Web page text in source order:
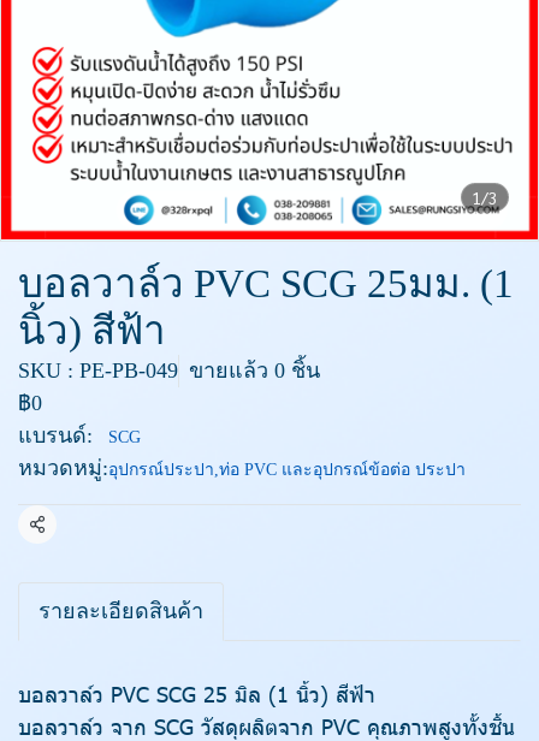
1/3
บอลวาล์ว PVC SCG 25มม. (1
นิ้ว) สีฟ้า
SKU : PE-PB-049 ขายแล้ว 0 ชิ้น
฿0
แบรนด์:
SCG
หมวดหมู่:อุปกรณ์ประปา,ท่อ PVC และอุปกรณ์ข้อต่อ ประปา
แชร์
รายละเอียดสินค้า
บอลวาล์ว PVC SCG 25 มิล (1 นิ้ว) สีฟ้า
บอลวาล์ว จาก SCG วัสดุผลิตจาก PVC คุณภาพสูงทั้งชิ้น